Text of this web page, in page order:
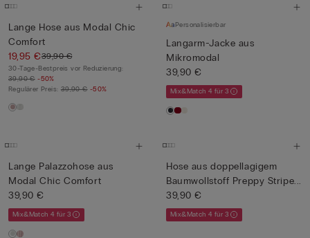
Lange Hose aus Modal Chic
Comfort
19,95 €39,90 €
30-Tage-Bestpreis vor Reduzierung:
39,90 € -50%
Regulärer Preis: 39,90 € -50%
Personalisierbar
Langarm-Jacke aus
Mikromodal
39,90 €
Mix&Match 4 für 3
Lange Palazzohose aus
Modal Chic Comfort
39,90 €
Mix&Match 4 für 3
Hose aus doppellagigem
Baumwollstoff Preppy Stripe...
39,90 €
Mix&Match 4 für 3